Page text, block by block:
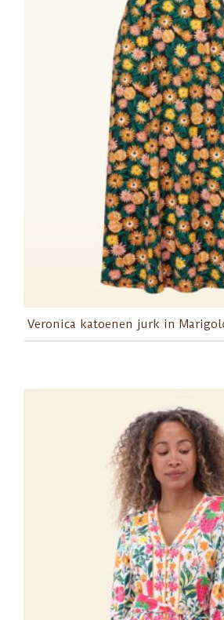
Veronica katoenen jurk in